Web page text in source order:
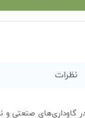
نظرات
گاوداری‌های صنعتی